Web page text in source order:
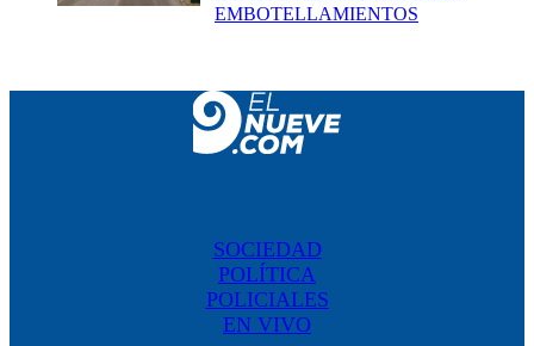
EMBOTELLAMIENTOS
SOCIEDAD
POLÍTICA
POLICIALES
EN VIVO